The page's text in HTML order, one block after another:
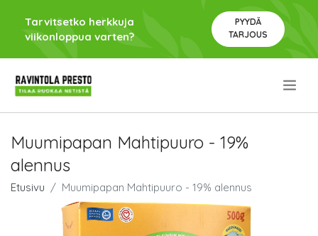
Tarvitsetko herkkuja
viikonloppua varten?
PYYDÄ
TARJOUS
Muumipapan Mahtipuuro - 19%
alennus
Etusivu Muumipapan Mahtipuuro - 19% alennus